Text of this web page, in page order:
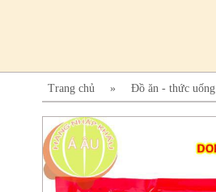
Trang chủ » Đồ ăn - thức uống